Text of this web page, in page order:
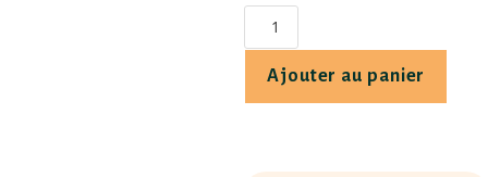
Ajouter au panier